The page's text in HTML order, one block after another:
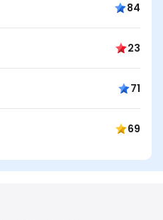
84
23
71
69